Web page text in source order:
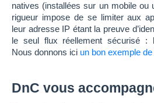
natives (installées sur un mobile ou
rigueur impose de se limiter aux
leur adresse IP étant la preuve
le seul flux réellement sécurisé :
Nous donnons ici un bon exemple
DnC vous